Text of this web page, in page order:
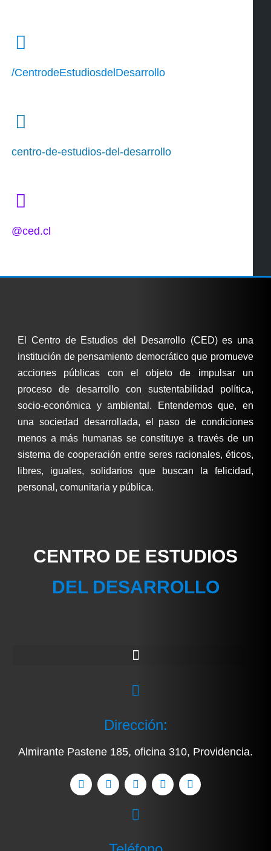
/CentrodeEstudiosdelDesarrollo
centro-de-estudios-del-desarrollo
@ced.cl
El Centro de Estudios del Desarrollo (CED) es una
institución de pensamiento democrático que promueve
acciones públicas con el objeto de impulsar un
proceso de desarrollo con sustentabilidad política,
socio-económica y ambiental. Entendemos que, en
una sociedad desarrollada, el paso de condiciones
menos a más humanas se constituye a través de un
sistema de cooperación entre seres racionales, éticos,
libres, iguales, solidarios que buscan la felicidad,
personal, comunitaria y pública.
CENTRO DE ESTUDIOS
DEL DESARROLLO
Dirección:
Almirante Pastene 185, oficina 310, Providencia.